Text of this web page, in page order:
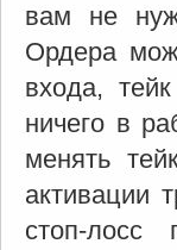
вам не
Ордера
входа,
ничего в
менять
активации
стоп-